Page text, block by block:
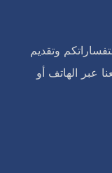
وتقديم
عبر الهاتف أو